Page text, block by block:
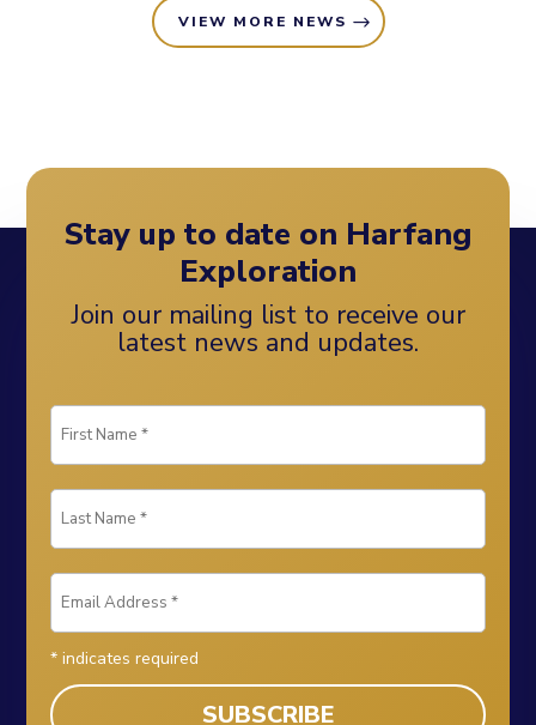
VIEW MORE NEWS
Stay up to date on Harfang
Exploration
Join our mailing list to receive our
latest news and updates.
* indicates required